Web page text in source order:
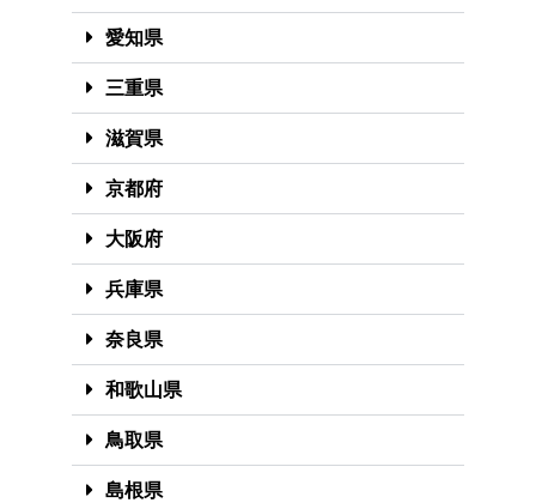
愛知県
三重県
滋賀県
京都府
大阪府
兵庫県
奈良県
和歌山県
鳥取県
島根県